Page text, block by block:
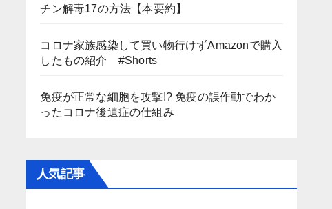
チン解毒17の方法【本要約】
コロナ家族感染して買い物行けずAmazonで購入
したもの紹介 #Shorts
免疫が正常な細胞を攻撃!? 免疫の誤作動でわか
ったコロナ後遺症の仕組み
人気記事